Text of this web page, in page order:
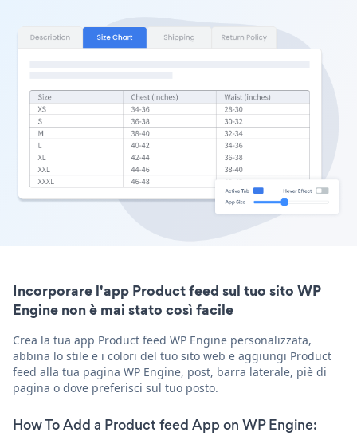
Incorporare l'app Product feed sul tuo sito WP
Engine non è mai stato così facile
Crea la tua app Product feed WP Engine personalizzata,
abbina lo stile e i colori del tuo sito web e aggiungi Product
feed alla tua pagina WP Engine, post, barra laterale, piè di
pagina o dove preferisci sul tuo posto.
How To Add a Product feed App on WP Engine: